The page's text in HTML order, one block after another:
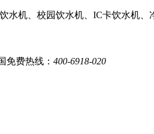
水机、校园饮水机、IC卡饮水机
免费热线： 400-6918-020